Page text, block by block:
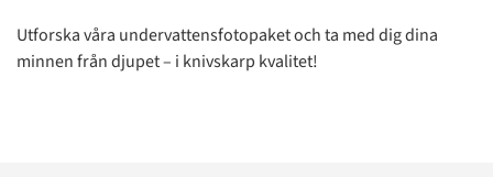
Utforska våra undervattensfotopaket och ta med dig dina
minnen från djupet – i knivskarp kvalitet!